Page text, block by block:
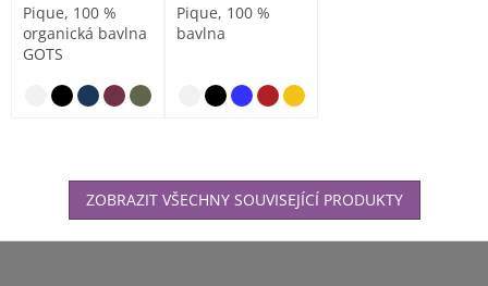
Pique, 100 %
organická bavlna
GOTS
Pique, 100 %
bavlna
ZOBRAZIT VŠECHNY SOUVISEJÍCÍ PRODUKTY
Z